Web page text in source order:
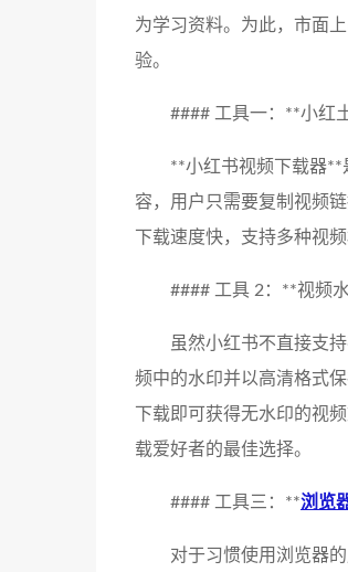
为学习资料。为此，市面
验。
#### 工具一：**小红
**小红书视频下载器**
容，用户只需要复制视频
下载速度快，支持多种视
#### 工具 2：**视频
虽然小红书不直接支
频中的水印并以高清格式
下载即可获得无水印的视
载爱好者的最佳选择。
#### 工具三：**浏览
对于习惯使用浏览器